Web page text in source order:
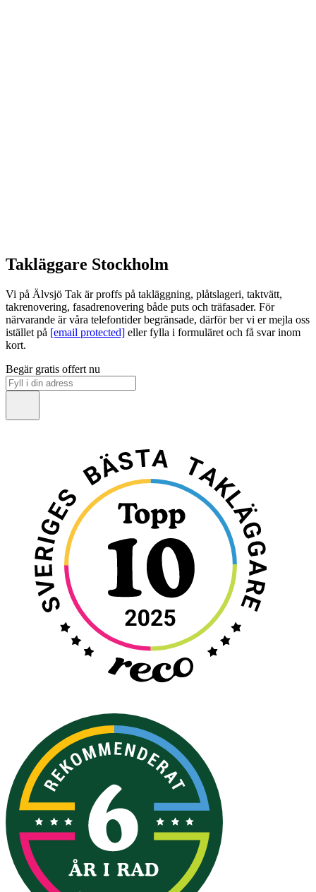
Takläggare Stockholm
Vi på Älvsjö Tak är proffs på takläggning, plåtslageri, taktvätt,
takrenovering, fasadrenovering både puts och träfasader. För
närvarande är våra telefontider begränsade, därför ber vi er mejla oss
istället på [email protected] eller fylla i formuläret och få svar inom
kort.
Begär gratis offert nu